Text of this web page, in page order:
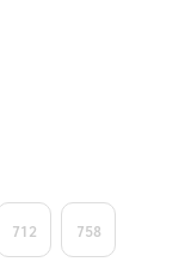
712 758